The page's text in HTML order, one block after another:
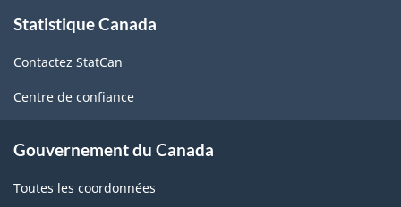
propos
ce
site
Statistique Canada
Contactez StatCan
Centre de confiance
Gouvernement du Canada
Toutes les coordonnées